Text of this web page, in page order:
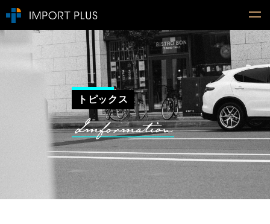
トピックス